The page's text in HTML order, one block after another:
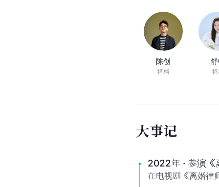
陈创
搭档
大事记
2022年 · 参演《
在电视剧《离婚律